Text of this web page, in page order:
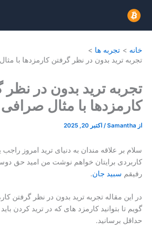
محتوا
خانه
تجربه ها
تجربه ترید بدون در نظر گرفتن کارمزدها با
تجربه ترید بدون در نظر
کارمزدها با مثال صرافی
از Samantha
/ اکتبر 20, 2025
سلام بر علاقه مندان به دنیای ترید امروز
کاربردی برایتان خواهم نوشت من امید حق
رفیقم سبید جان.
در این مقاله تجربه ترید بدون در نظر گرفتن
گویم تا بتوانید کارمزد های که در ترید کردن
حداقل برسانید.